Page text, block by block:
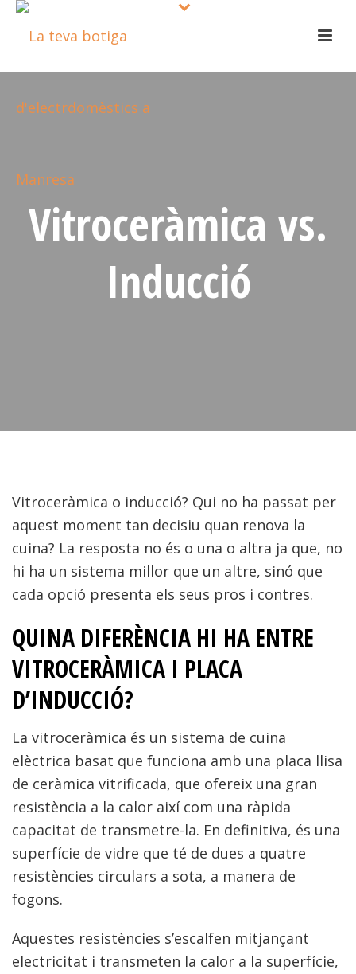
Vitroceràmica vs.
Inducció
Vitroceràmica o inducció? Qui no ha passat per
aquest moment tan decisiu quan renova la
cuina? La resposta no és o una o altra ja que, no
hi ha un sistema millor que un altre, sinó que
cada opció presenta els seus pros i contres.
QUINA DIFERÈNCIA HI HA ENTRE
VITROCERÀMICA I PLACA
D’INDUCCIÓ?
La vitroceràmica és un sistema de cuina
elèctrica basat que funciona amb una placa llisa
de ceràmica vitrificada, que ofereix una gran
resistència a la calor així com una ràpida
capacitat de transmetre-la. En definitiva, és una
superfície de vidre que té de dues a quatre
resistències circulars a sota, a manera de
fogons.
Aquestes resistències s’escalfen mitjançant
electricitat i transmeten la calor a la superfície,